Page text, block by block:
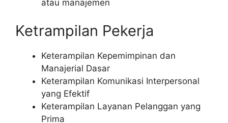
atau manajemen
Ketrampilan Pekerja
Keterampilan Kepemimpinan dan
Manajerial Dasar
Keterampilan Komunikasi Interpersonal
yang Efektif
Keterampilan Layanan Pelanggan yang
Prima